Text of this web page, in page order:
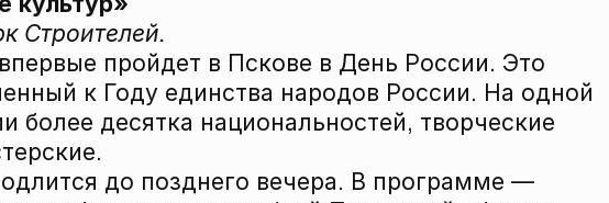
Строителей.
пройдет в Пскове в День России. Это
к Году единства народов России. На одной
более десятка национальностей, творческие
до позднего вечера. В программе —